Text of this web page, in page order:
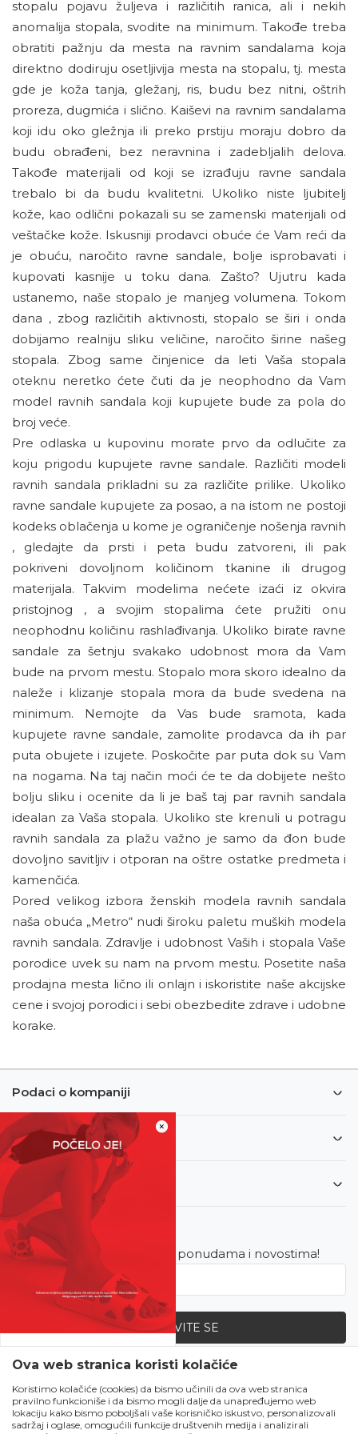
×
SVE UPOLA CIJENE!
Čekanju je kraj!
Počela je omiljena
ljetna akcija u Obući
stopalu pojavu žuljeva i različitih ranica, ali i nekih
anomalija stopala, svodite na minimum. Takođe treba
obratiti pažnju da mesta na ravnim sandalama koja
direktno dodiruju osetljivija mesta na stopalu, tj. mesta
gde je koža tanja, gležanj, ris, budu bez nitni, oštrih
proreza, dugmića i slično. Kaiševi na ravnim sandalama
koji idu oko gležnja ili preko prstiju moraju dobro da
budu obrađeni, bez neravnina i zadebljalih delova.
Takođe materijali od koji se izrađuju ravne sandala
trebalo bi da budu kvalitetni. Ukoliko niste ljubitelj
kože, kao odlični pokazali su se zamenski materijali od
veštačke kože. Iskusniji prodavci obuće će Vam reći da
je obuću, naročito ravne sandale, bolje isprobavati i
kupovati kasnije u toku dana. Zašto? Ujutru kada
ustanemo, naše stopalo je manjeg volumena. Tokom
dana , zbog različitih aktivnosti, stopalo se širi i onda
dobijamo realniju sliku veličine, naročito širine našeg
stopala. Zbog same činjenice da leti Vaša stopala
oteknu neretko ćete čuti da je neophodno da Vam
model ravnih sandala koji kupujete bude za pola do
broj veće.
Pre odlaska u kupovinu morate prvo da odlučite za
koju prigodu kupujete ravne sandale. Različiti modeli
ravnih sandala prikladni su za različite prilike. Ukoliko
ravne sandale kupujete za posao, a na istom ne postoji
kodeks oblačenja u kome je ograničenje nošenja ravnih
, gledajte da prsti i peta budu zatvoreni, ili pak
pokriveni dovoljnom količinom tkanine ili drugog
materijala. Takvim modelima nećete izaći iz okvira
pristojnog , a svojim stopalima ćete pružiti onu
neophodnu količinu rashlađivanja. Ukoliko birate ravne
sandale za šetnju svakako udobnost mora da Vam
bude na prvom mestu. Stopalo mora skoro idealno da
naleže i klizanje stopala mora da bude svedena na
minimum. Nemojte da Vas bude sramota, kada
kupujete ravne sandale, zamolite prodavca da ih par
puta obujete i izujete. Poskočite par puta dok su Vam
na nogama. Na taj način moći će te da dobijete nešto
bolju sliku i ocenite da li je baš taj par ravnih sandala
idealan za Vaša stopala. Ukoliko ste krenuli u potragu
ravnih sandala za plažu važno je samo da đon bude
dovoljno savitljiv i otporan na oštre ostatke predmeta i
kamenčića.
Pored velikog izbora ženskih modela ravnih sandala
naša obuća „Metro“ nudi široku paletu muških modela
ravnih sandala. Zdravlje i udobnost Vaših i stopala Vaše
porodice uvek su nam na prvom mestu. Posetite naša
prodajna mesta lično ili onlajn i iskoristite naše akcijske
cene i svojoj porodici i sebi obezbedite zdrave i udobne
korake.
Podaci o kompaniji
Informacije
Korisnički servis
Newsletter
Budite u toku sa najnovijim ponudama i novostima!
PRIJAVITE SE
Zapratite nas
Ova web stranica koristi kolačiće
Koristimo kolačiće (cookies) da bismo učinili da ova web stranica
pravilno funkcioniše i da bismo mogli dalje da unapređujemo web
lokaciju kako bismo poboljšali vaše korisničko iskustvo, personalizovali
sadržaj i oglase, omogućili funkcije društvenih medija i analizirali